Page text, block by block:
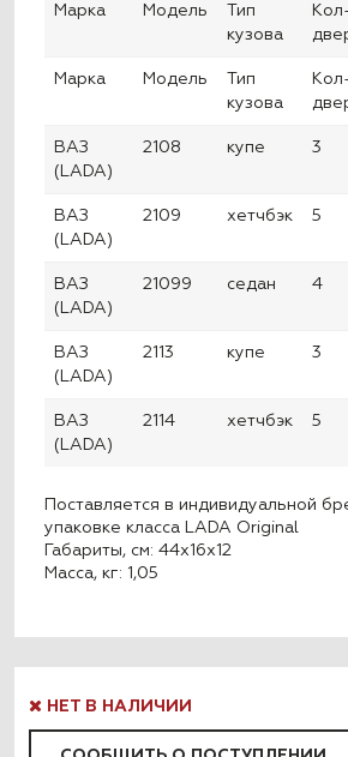
Марка Модель
Тип
кузова
Марка Модель
Тип
кузова
ВАЗ
(LADA)
2108 купе 3
ВАЗ
(LADA)
2109 хетчбэк 5
ВАЗ
(LADA)
21099 седан 4
ВАЗ
(LADA)
2113 купе 3
ВАЗ
(LADA)
2114 хетчбэк 5
Поставляется в индивидуальной
упаковке класса LADA Original
Габариты, см: 44x16x12
Масса, кг: 1,05
НЕТ В НАЛИЧИИ